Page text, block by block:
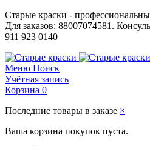
Старые краски -
Для заказов: 88007074581.
911 923 0140
Меню Поиск
Учётная запись
Корзина 0
Последние товары в заказе ×
Ваша корзина покупок пуста.